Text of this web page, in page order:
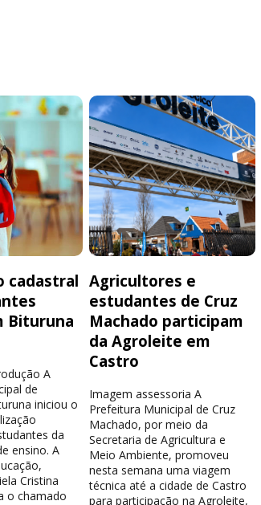
cadastral
Bituruna
A
de
iniciou o
da
ensino. A
Cristina
o chamado
Agricultores e
estudantes de Cruz
Machado participam
da Agroleite em
Castro
Imagem assessoria A
Prefeitura Municipal de Cruz
Machado, por meio da
Secretaria de Agricultura e
Meio Ambiente, promoveu
nesta semana uma viagem
técnica até a cidade de Castro
para participação na Agroleite,